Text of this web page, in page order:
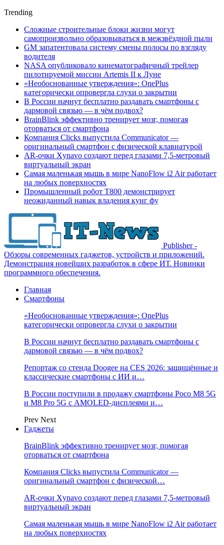
Trending
Сложные строительные блоки жизни могут
самопроизвольно образовываться в межзвёздной пыли
GM запатентовала систему смены полосы по взгляду
водителя
NASA опубликовало кинематографичный трейлер
пилотируемой миссии Artemis II к Луне
«Необоснованные утверждения»: OnePlus
категорически опровергла слухи о закрытии
В России начнут бесплатно раздавать смартфоны с
дармовой связью — в чём подвох?
BrainBlink эффективно тренирует мозг, помогая
оторваться от смартфона
Компания Clicks выпустила Communicator —
оригинальный смартфон с физической клавиатурой
AR-очки Xynavo создают перед глазами 7,5-метровый
виртуальный экран
Самая маленькая мышь в мире NanoFlow i2 Air работает
на любых поверхностях
Промышленный робот Т800 демонстрирует
неожиданный навык владения кунг фу
Publisher -
Обзоры современных гаджетов, устройств и приложений.
Демонстрация новейших разработок в сфере ИТ. Новинки
программного обеспечения.
Главная
Смартфоны
«Необоснованные утверждения»: OnePlus
категорически опровергла слухи о закрытии
В России начнут бесплатно раздавать смартфоны с
дармовой связью — в чём подвох?
Репортаж со стенда Doogee на CES 2026: защищённые и
классические смартфоны с ИИ и…
В России поступили в продажу смартфоны Poco M8 5G
и M8 Pro 5G с AMOLED-дисплеями и…
Prev Next
Гаджеты
BrainBlink эффективно тренирует мозг, помогая
оторваться от смартфона
Компания Clicks выпустила Communicator —
оригинальный смартфон с физической…
AR-очки Xynavo создают перед глазами 7,5-метровый
виртуальный экран
Самая маленькая мышь в мире NanoFlow i2 Air работает
на любых поверхностях